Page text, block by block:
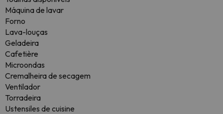
Máquina de lavar
Forno
Lava-louças
Geladeira
Cafetière
Microondas
Cremalheira de secagem
Ventilador
Torradeira
Ustensiles de cuisine